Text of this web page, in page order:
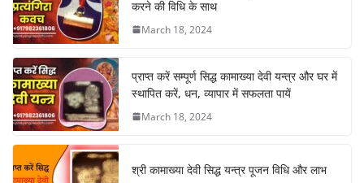
करने की विधि के साथ
March 18, 2024
प्राप्त करें सम्पूर्ण सिद्ध कामाख्या देवी यन्त्र और घर में
स्थापित करें, धन, व्यापार में सफलता पायें
March 18, 2024
श्री कामाख्या देवी सिद्ध यन्त्र पूजन विधि और लाभ